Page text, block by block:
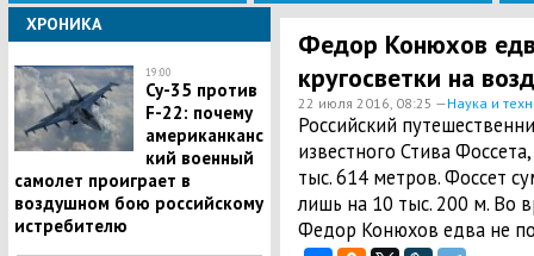
ХРОНИКА
19:00
Су-35 против
F-22: почему
американканс
кий военный
самолет проиграет в
воздушном бою российскому
истребителю
Федор Конюхов
кругосветки на
22 июля 2016, 08:25 —Наука и
Российский
известного Стива
тыс. 614 метров. Фоссет
лишь на 10 тыс. 200 м. Во
Федор Конюхов едва не